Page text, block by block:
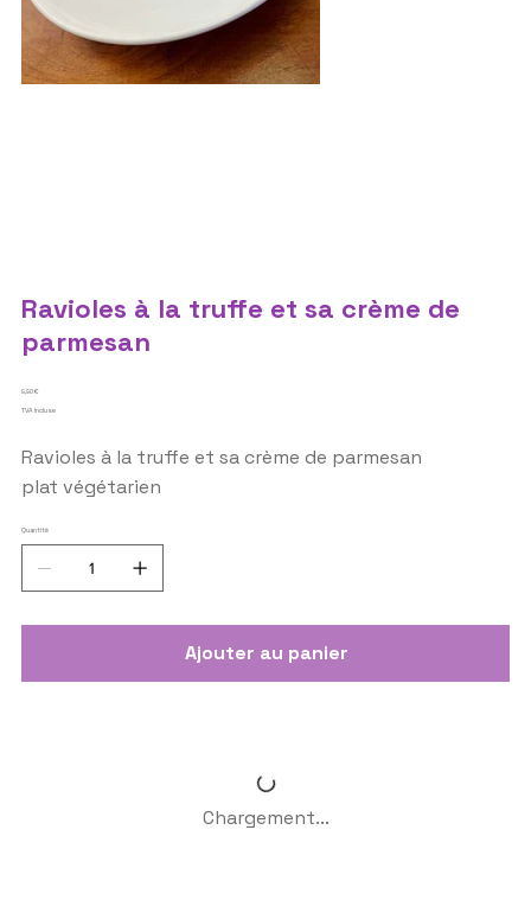
Ravioles à la truffe et sa crème de
parmesan
Prix
9,90 €
TVA Incluse
Ravioles à la truffe et sa crème de parmesan
plat végétarien
Quantité
Ajouter au panier
Chargement...